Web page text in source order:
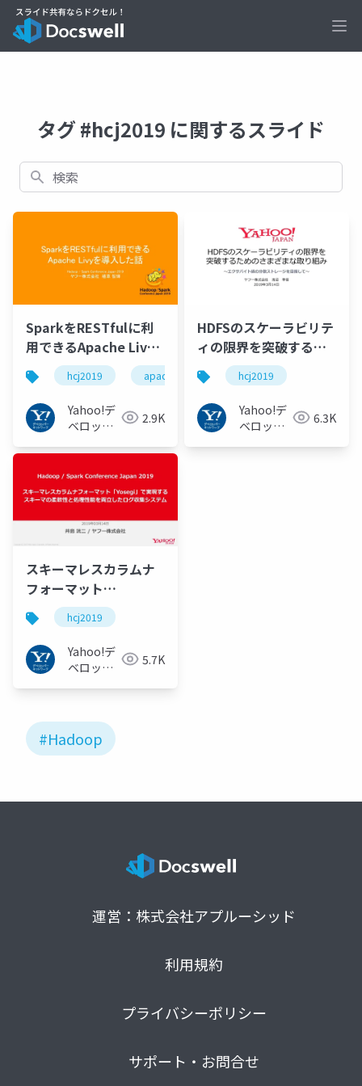
タグ #hcj2019 に関するスライド
検索
SparkをRESTfulに利
用できるApache Livy
を導入した話 #hcj2019
#ApacheSpark
#ApacheLivy
hcj2019 apachespark apachelivy
Yahoo!デ
ベロッパ
ワーク
2.9K
HDFSのスケーラビリテ
ィの限界を突破するた
めのさまざまな取り組
み | Hadoop / Spark
Conference Japan
2019 #hcj2019
hcj2019
Yahoo!デ
ベロッパ
6.3K
スキーマレスカラムナ
フォーマット
「Yosegi」で実現する
スキーマの柔軟性と処
理性能を両立したログ
収集システム /
Hadoop / Spark
2019 #hcj2019
hcj2019
Yahoo!デ
ベロッパ
5.7K
#Hadoop
運営：株式会社アプルーシッド
利用規約
プライバシーポリシー
サポート・お問合せ